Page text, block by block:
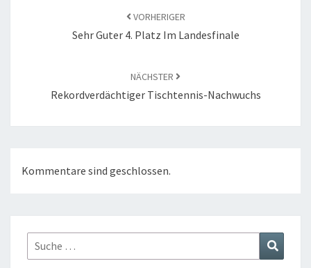
VORHERIGER
Sehr Guter 4. Platz Im Landesfinale
NÄCHSTER
Rekordverdächtiger Tischtennis-Nachwuchs
Kommentare sind geschlossen.
Suche
nach: